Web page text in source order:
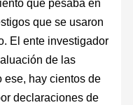
que pesaba en
que se usaron
El ente investigador
de las
ese, hay cientos de
declaraciones de